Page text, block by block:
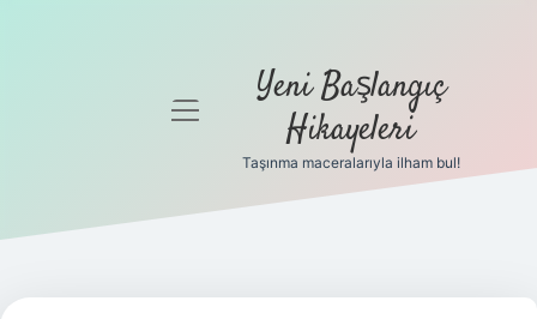
Gizlilik
menüyü
Yeni Başlangıç
Hikayeleri
Taşınma maceralarıyla ilham bul!